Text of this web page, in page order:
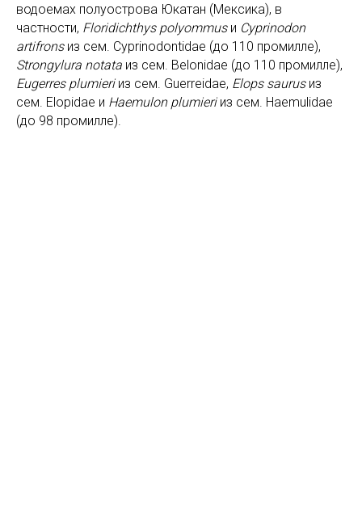
водоемах полуострова Юкатан (Мексика), в
частности, Floridichthys polyommusи Cyprinodon
artifronsиз сем. Cyprinodontidae (до 110 промилле),
Strongylura notata из сем. Belonidae (до 110 промилле),
Eugerres plumieriиз сем. Guerreidae, Elops saurusиз
сем. Elopidae и Haemulon plumieriиз сем. Haemulidae
(до 98 промилле).